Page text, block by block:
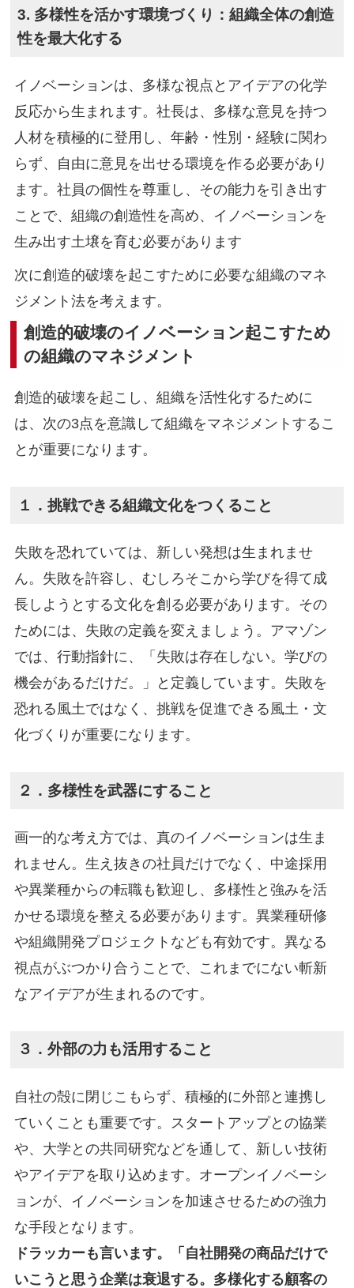
3. 多様性を活かす環境づくり：組織全体の創造
性を最大化する
イノベーションは、多様な視点とアイデアの化学
反応から生まれます。社長は、多様な意見を持つ
人材を積極的に登用し、年齢・性別・経験に関わ
らず、自由に意見を出せる環境を作る必要があり
ます。社員の個性を尊重し、その能力を引き出す
ことで、組織の創造性を高め、イノベーションを
生み出す土壌を育む必要があります
次に創造的破壊を起こすために必要な組織のマネ
ジメント法を考えます。
創造的破壊のイノベーション起こすため
の組織のマネジメント
創造的破壊を起こし、組織を活性化するために
は、次の3点を意識して組織をマネジメントするこ
とが重要になります。
１．挑戦できる組織文化をつくること
失敗を恐れていては、新しい発想は生まれませ
ん。失敗を許容し、むしろそこから学びを得て成
長しようとする文化を創る必要があります。その
ためには、失敗の定義を変えましょう。アマゾン
では、行動指針に、「失敗は存在しない。学びの
機会があるだけだ。」と定義しています。失敗を
恐れる風土ではなく、挑戦を促進できる風土・文
化づくりが重要になります。
２．多様性を武器にすること
画一的な考え方では、真のイノベーションは生ま
れません。生え抜きの社員だけでなく、中途採用
や異業種からの転職も歓迎し、多様性と強みを活
かせる環境を整える必要があります。異業種研修
や組織開発プロジェクトなども有効です。異なる
視点がぶつかり合うことで、これまでにない斬新
なアイデアが生まれるのです。
３．外部の力も活用すること
自社の殻に閉じこもらず、積極的に外部と連携し
ていくことも重要です。スタートアップとの協業
や、大学との共同研究などを通して、新しい技術
やアイデアを取り込めます。オープンイノベーシ
ョンが、イノベーションを加速させるための強力
な手段となります。
ドラッカーも言います。「自社開発の商品だけで
いこうと思う企業は衰退する。多様化する顧客の